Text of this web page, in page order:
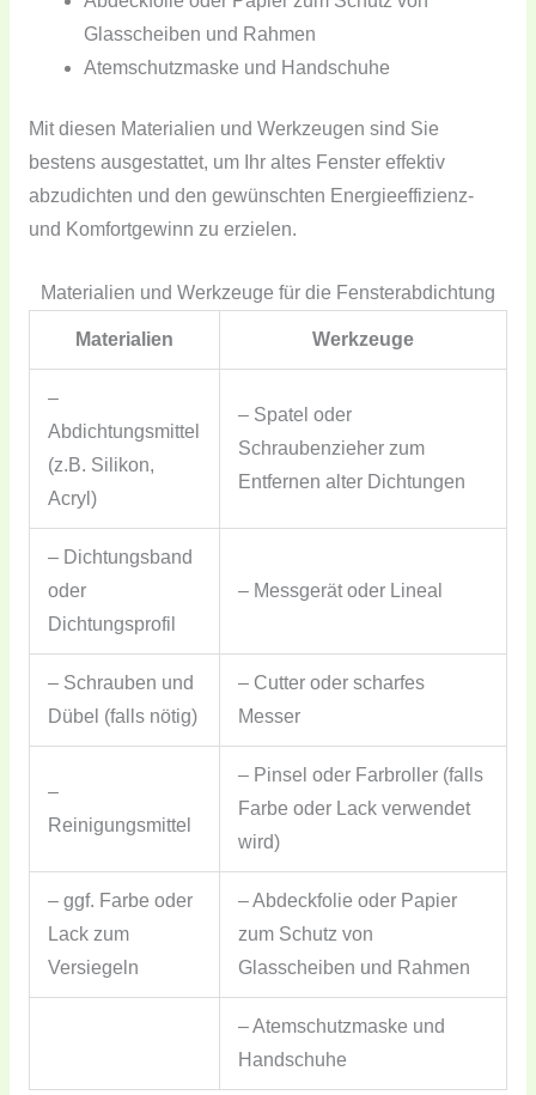
Glasscheiben und Rahmen
Atemschutzmaske und Handschuhe
Mit diesen Materialien und Werkzeugen sind Sie
bestens ausgestattet, um Ihr altes Fenster effektiv
abzudichten und den gewünschten Energieeffizienz-
und Komfortgewinn zu erzielen.
Materialien und Werkzeuge für die Fensterabdichtung
Materialien Werkzeuge
–
Abdichtungsmittel
(z.B. Silikon,
Acryl)
– Spatel oder
Schraubenzieher zum
Entfernen alter Dichtungen
– Dichtungsband
oder
Dichtungsprofil
– Messgerät oder Lineal
– Schrauben und
Dübel (falls nötig)
– Cutter oder scharfes
Messer
–
Reinigungsmittel
– Pinsel oder Farbroller (falls
Farbe oder Lack verwendet
wird)
– ggf. Farbe oder
Lack zum
Versiegeln
– Abdeckfolie oder Papier
zum Schutz von
Glasscheiben und Rahmen
– Atemschutzmaske und
Handschuhe